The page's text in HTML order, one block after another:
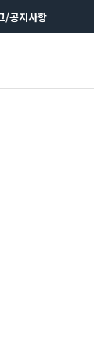
/공지사항